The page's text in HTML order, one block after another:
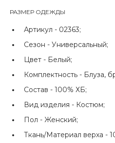
РАЗМЕР ОДЕЖДЫ
Артикул - 02363;
Сезон - Универсальный;
Цвет - Белый;
Комплектность - Блуза,
Состав - 100% ХБ;
Вид изделия - Костюм;
Пол - Женский;
Ткань/Материал верха -